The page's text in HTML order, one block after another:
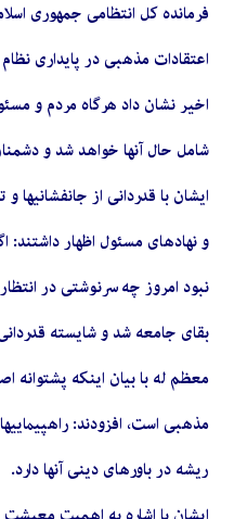
فرمانده کل انتظامی جمهوری
اعتقادات مذهبی در پایداری
اخیر نشان داد هرگاه مردم و
شامل حال آنها خواهد شد و
ایشان با قدردانی از جانفشانیها
و نهادهای مسئول اظهار داشتند:
نبود امروز چه سرنوشتی در
بقای جامعه شد و شایسته
معظم له با بیان اینکه پشتوانه
مذهبی است، افزودند:
ریشه در باورهای دینی آنها دارد.